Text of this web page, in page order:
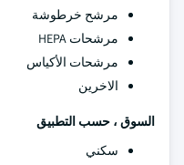
مرشح خرطوشة
مرشحات HEPA
مرشحات الأكياس
الاخرين
السوق ، حسب التطبيق
سكني